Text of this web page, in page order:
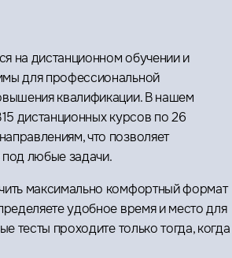
на дистанционном обучении и
для профессиональной
квалификации. В нашем
дистанционных курсов по 26
что позволяет
любые задачи.
максимально комфортный формат
удобное время и место для
тесты проходите только тогда, когда